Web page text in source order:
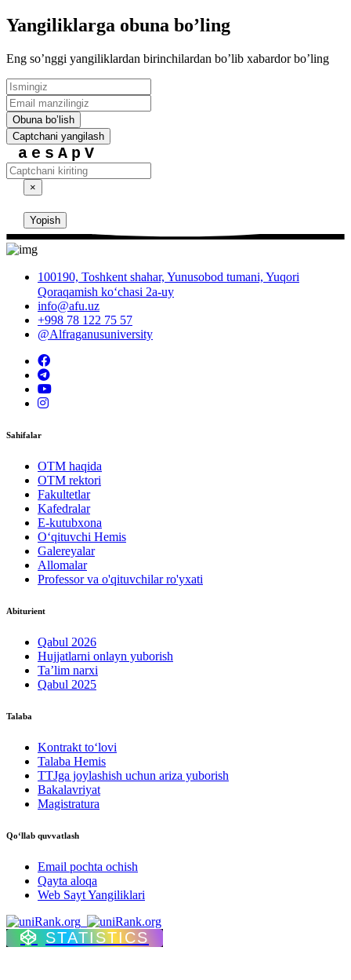
Yangiliklarga obuna boʼling
Eng soʼnggi yangiliklardan birinchilardan boʼlib xabardor boʼling
Obuna boʼlish
Captchani yangilash
aesApV
×
Yopish
100190, Toshkent shahar, Yunusobod tumani, Yuqori
Qoraqamish ko‘chasi 2a-uy
info@afu.uz
+998 78 122 75 57
@Alfraganusuniversity
Sahifalar
OTM haqida
OTM rektori
Fakultetlar
Kafedralar
E-kutubxona
O‘qituvchi Hemis
Galereyalar
Allomalar
Professor va o'qituvchilar ro'yxati
Abiturient
Qabul 2026
Hujjatlarni onlayn yuborish
Ta’lim narxi
Qabul 2025
Talaba
Kontrakt to‘lovі
Talaba Hemis
TTJga joylashish uchun ariza yuborish
Bakalavriyat
Magistratura
Qo‘llab quvvatlash
Email pochta ochish
Qayta aloqa
Web Sayt Yangiliklari
STATISTICS